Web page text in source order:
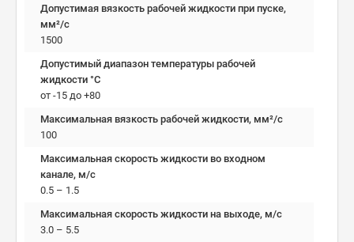
Допустимая вязкость рабочей жидкости при пуске,
мм²/c
1500
Допустимый диапазон температуры рабочей
жидкости °C
от -15 до +80
Максимальная вязкость рабочей жидкости, мм²/c
100
Максимальная скорость жидкости во входном
канале, м/с
0.5 – 1.5
Максимальная скорость жидкости на выходе, м/с
3.0 – 5.5